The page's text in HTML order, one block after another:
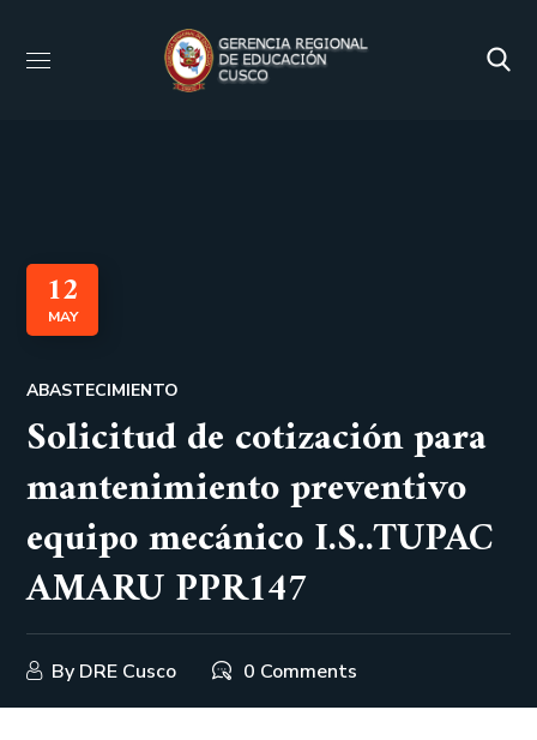
12
MAY
ABASTECIMIENTO
Solicitud de cotización para
mantenimiento preventivo
equipo mecánico I.S..TUPAC
AMARU PPR147
By DRE Cusco 0 Comments